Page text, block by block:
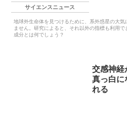
サイエンスニュース
地球外生命体を見つけるために、系外惑星の大
ません。研究によると、それ以外の指標も利用
成分とは何でしょう？
交感神経
真っ白に
れる